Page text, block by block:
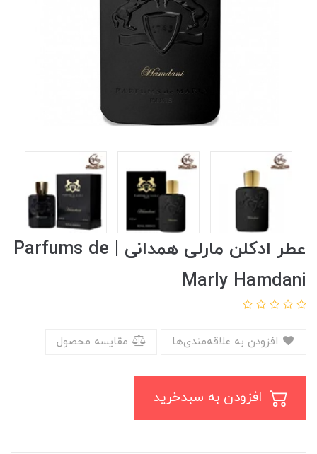
عطر ادکلن مارلی همدانی | Parfums de
Marly Hamdani
مقایسه محصول